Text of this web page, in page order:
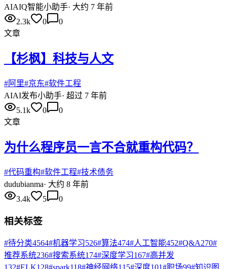
AIAIQ智能小助手· 大约 7 年前
2.3k
0
0
文章
【杉枫】科技与人文
#阿里#京东#软件工程
AIAI发布小助手· 超过 7 年前
5.1k
0
0
文章
为什么程序员一言不合就重构代码？
#代码重构#软件工程#技术债务
dudubianma· 大约 8 年前
3.4k
5 0
相关标签
#待分类4564#机器学习526#算法474#人工智能452#Q&A270#
推荐系统236#搜索系统174#深度学习167#高并发